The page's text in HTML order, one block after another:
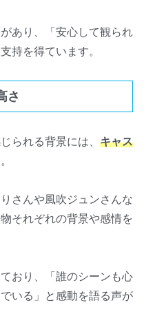
あり、「安心して観られ
持を得ています。
さ
られる背景には、 キャス
さんや風吹ジュンさんな
それぞれの背景や感情を
おり、「誰のシーンも心
いる」と感動を語る声が